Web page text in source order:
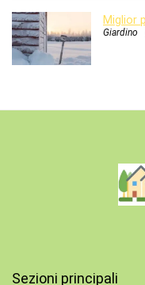
Miglior
Giardino
Sezioni principali